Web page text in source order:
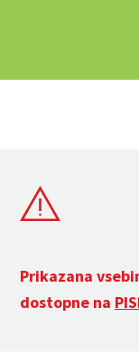
Prikazana
dostopne na